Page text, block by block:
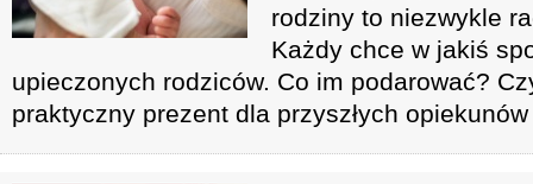
rodziny to niezwykle
Każdy chce w jakiś
upieczonych rodziców. Co im podarować?
praktyczny prezent dla przyszłych